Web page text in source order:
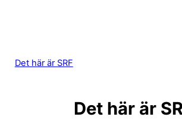
Det här är SRF
Det här är